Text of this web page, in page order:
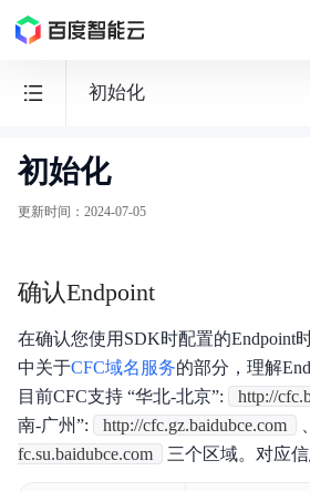
初始化
函
数
CFC
功能发布记录
初始化
更新时间 ： 2024-07-05
确认Endpoint
在确认您使用SDK时配置的Endpoint
中关于CFC域名服务的部分，理解
目前CFC支持 “华北-北京”:
http://
南-广州”:
http://cfc.gz.baidubce.com
fc.su.baidubce.com
三个区域。对应信